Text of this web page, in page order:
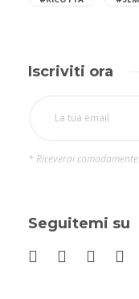
Iscriviti ora
* Riceverai
Seguitemi su